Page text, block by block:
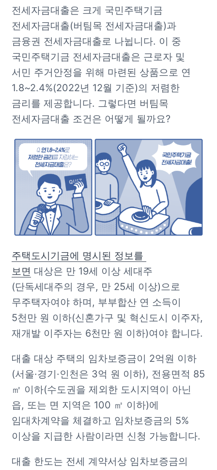
전세자금대출은 크게 국민주택기금
전세자금대출(버팀목 전세자금대출)과
금융권 전세자금대출로 나뉩니다. 이 중
국민주택기금 전세자금대출은 근로자 및
서민 주거안정을 위해 마련된 상품으로 연
1.8~2.4%(2022년 12월 기준)의 저렴한
금리를 제공합니다. 그렇다면 버팀목
전세자금대출 조건은 어떻게 될까요?
주택도시기금에 명시된 정보를
보면 대상은 만 19세 이상 세대주
(단독세대주의 경우, 만 25세 이상)으로
무주택자여야 하며, 부부합산 연 소득이
5천만 원 이하(신혼가구 및 혁신도시 이주자,
재개발 이주자는 6천만 원 이하)여야 합니다.
대출 대상 주택의 임차보증금이 2억원 이하
(서울·경기·인천은 3억 원 이하), 전용면적 85
㎡ 이하(수도권을 제외한 도시지역이 아닌
읍, 또는 면 지역은 100 ㎡ 이하)에
임대차계약을 체결하고 임차보증금의 5%
이상을 지급한 사람이라면 신청 가능합니다.
대출 한도는 전세 계약서상 임차보증금의